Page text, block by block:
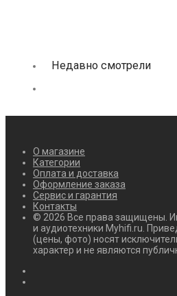
Недавно смотрели
О магазине
Категории
Оплата и доставка
Оформление заказа
Сервис и гарантия
Контакты
© 2026 Все права защищены.
и аудиотехники Myhifi.ru.
(цены, фото) носят
характер и не являются